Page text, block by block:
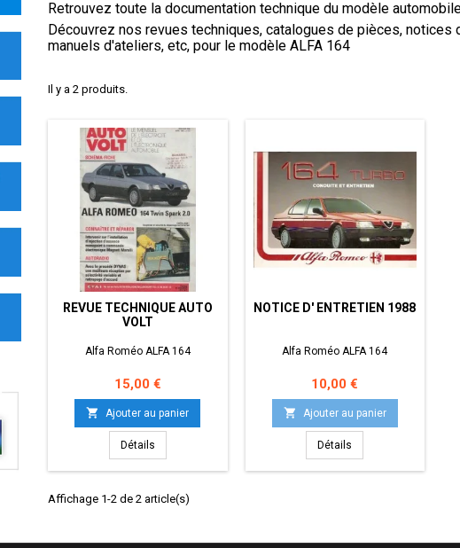
Retrouvez toute la documentation technique du modèle
Découvrez nos revues techniques, catalogues de pièces,
manuels d'ateliers, etc, pour le modèle ALFA 164
Il y a 2 produits.
REVUE TECHNIQUE AUTO
VOLT
Alfa Roméo ALFA 164
Prix
15,00 €
 Ajouter au panier
Détails
NOTICE D' ENTRETIEN 1988
Alfa Roméo ALFA 164
Prix
10,00 €
 Ajouter au panier
Détails
Affichage 1-2 de 2 article(s)